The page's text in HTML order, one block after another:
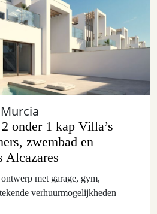
onder 1 kap Villa’s
zwembad en
Alcazares
met garage, gym,
verhuurmogelijkheden